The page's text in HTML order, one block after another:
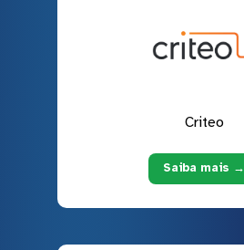
Criteo
Saiba mais →